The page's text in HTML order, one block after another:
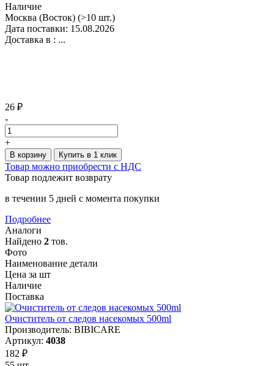
Наличие
Москва (Восток) (>10 шт.)
Дата поставки: 15.08.2026
Доставка в : ...
26 ₽
-
+
В корзину Купить в 1 клик
Товар можно приобрести с НДС
Товар подлежит возврату
в течении 5 дней с момента покупки
Подробнее
Аналоги
Найдено 2 тов.
Фото
Наименование детали
Цена за шт
Наличие
Поставка
Очиститель от следов насекомых 500ml
Производитель: BIBICARE
Артикул: 4038
182 ₽